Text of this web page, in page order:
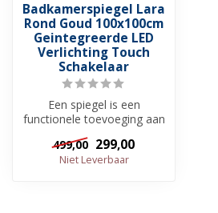
Badkamerspiegel Lara
Rond Goud 100x100cm
Geintegreerde LED
Verlichting Touch
Schakelaar
Een spiegel is een
functionele toevoeging aan
uw badkamer, maar
natuurlijk is ee...
499,00 299,00
Niet Leverbaar